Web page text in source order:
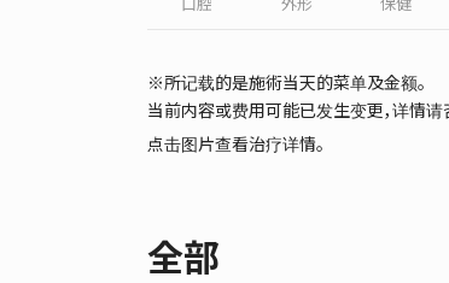
※所记载的是施術当天的菜单及金额。
当前内容或费用可能已发生变更，详情请
点击图片查看治疗详情。
全部